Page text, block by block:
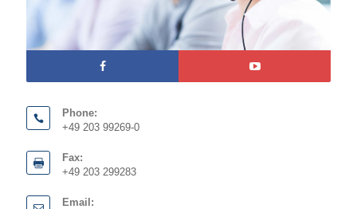
Phone:
+49 203 99269-0
Fax:
+49 203 299283
Email: